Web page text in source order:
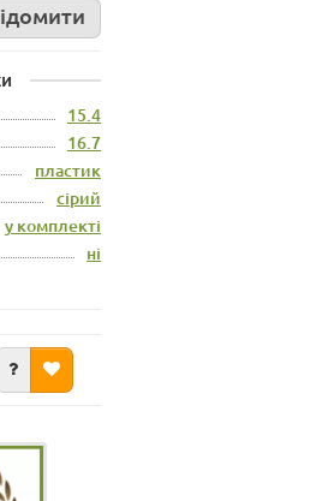
15.4
16.7
пластик
сірий
у комплекті
ні